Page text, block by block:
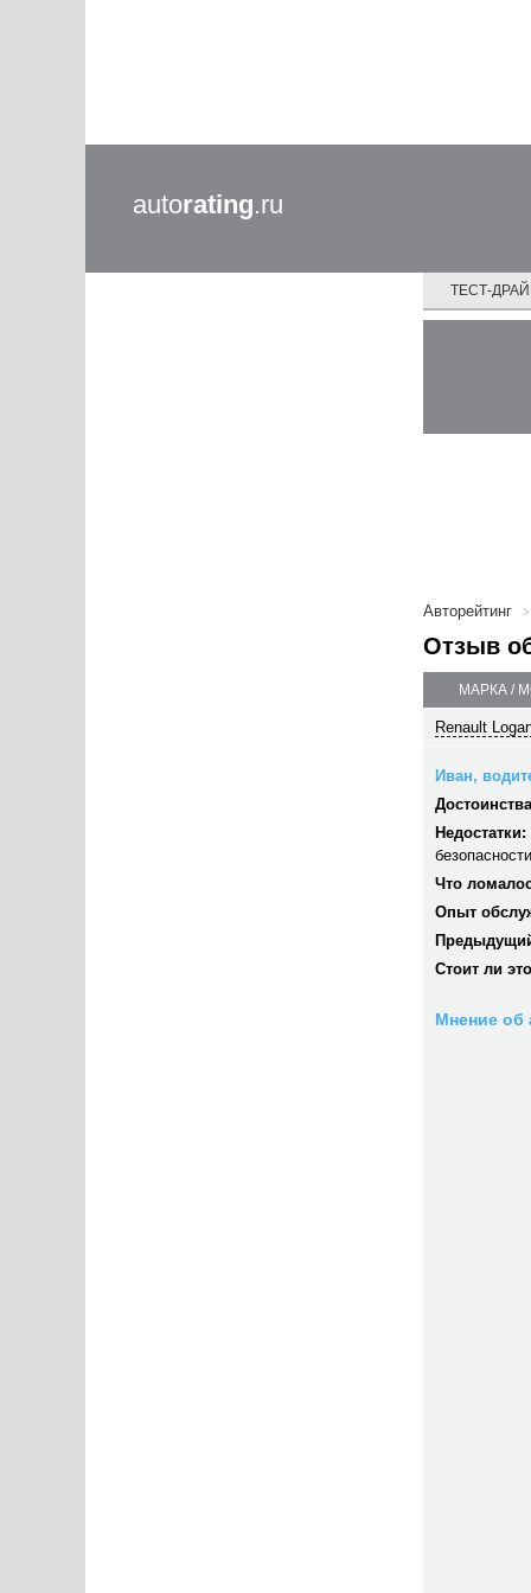
autorating.ru
ТЕСТ-
Авторейтинг
Отзыв
МАРКА /
Renault
Иван,
Недостатки:
Что
Опыт
Стоит ли
Мнение об